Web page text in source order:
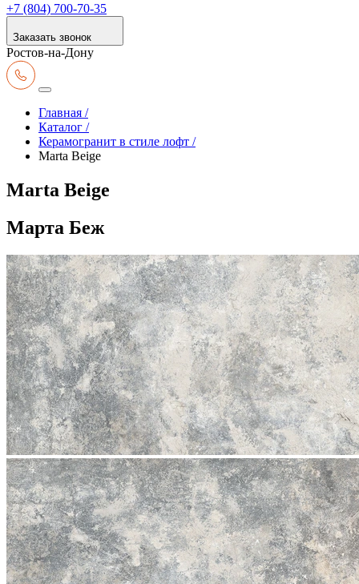
+7 (804) 700-70-35
Заказать звонок
Ростов-на-Дону
Главная /
Каталог /
Керамогранит в стиле лофт /
Marta Beige
Marta Beige
Марта Беж